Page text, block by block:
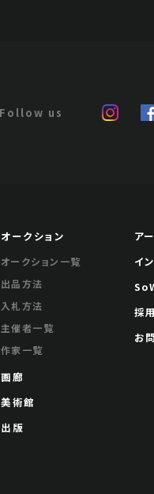
オークション
オークション一覧
出品方法
入札方法
主催者一覧
作家一覧
画廊
美術館
出版
ア
イ
採
お